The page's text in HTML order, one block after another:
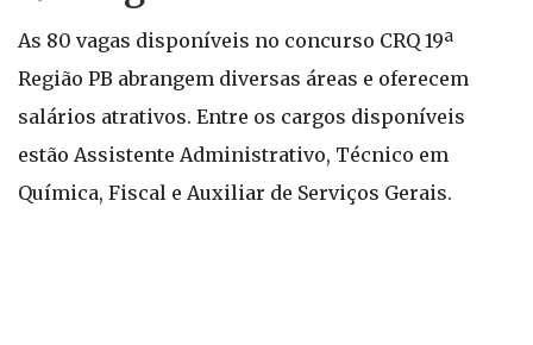
As 80 vagas disponíveis no concurso CRQ 19ª
Região PB abrangem diversas áreas e oferecem
salários atrativos. Entre os cargos disponíveis
estão Assistente Administrativo, Técnico em
Química, Fiscal e Auxiliar de Serviços Gerais.